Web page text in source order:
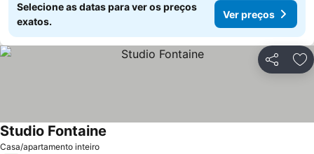
Selecione as datas para ver os preços
exatos.
Ver preços
Partilhar
Casa/apartamento inteiro
Studio Fontaine